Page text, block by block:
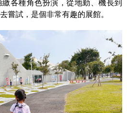
各種角色扮演，從地勤、機長到
嘗試，是個非常有趣的展館。